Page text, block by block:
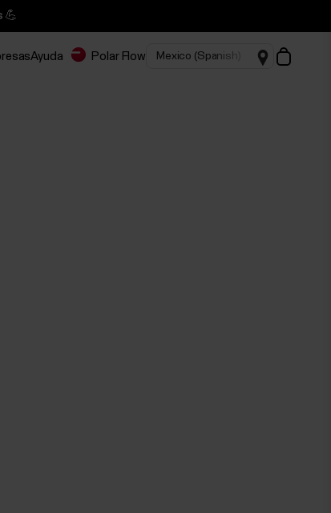
💪
Ayuda Polar Flow